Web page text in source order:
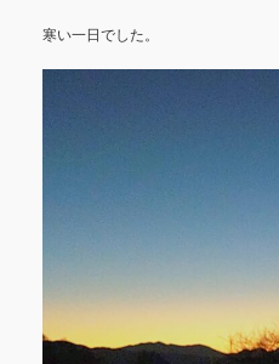
寒い一日でした。